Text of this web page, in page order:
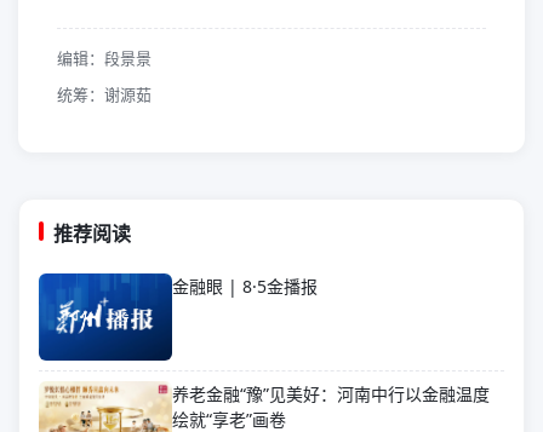
编辑：段景景
统筹：谢源茹
推荐阅读
金融眼 | 8·5金播报
养老金融“豫”见美好：河南中行以金融温度
绘就“享老”画卷